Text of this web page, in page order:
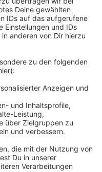
absehbar
Engelskirchen
bald in der
werden – die
für Besucher
will der Rat über die
der Höhle
Abkommen